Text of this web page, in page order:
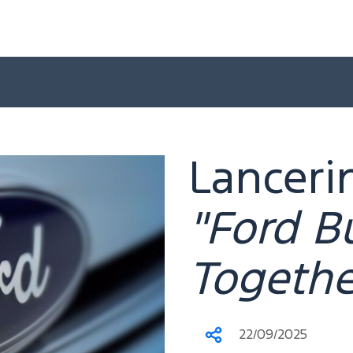
"Ford
Deel22/09/2025